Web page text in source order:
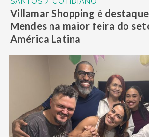
Villamar Shopping é
Mendes na maior feira do
América Latina